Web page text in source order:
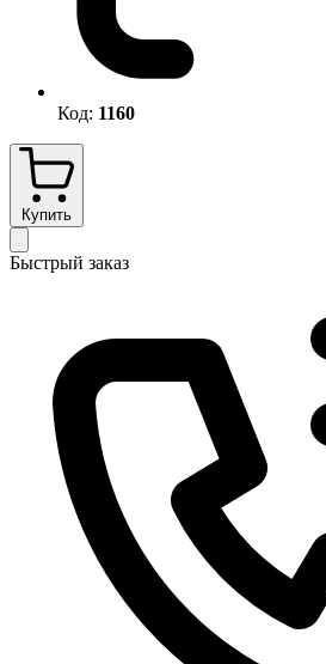
Код: 1160
Купить
Быстрый заказ